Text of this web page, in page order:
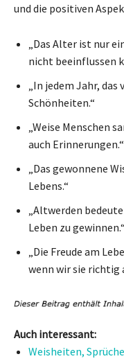
und die positiven
„Das Alter ist nur
nicht beeinflussen
„In jedem Jahr,
Schönheiten.“
„Weise Menschen
auch Erinnerungen.“
„Das gewonnene
Lebens.“
„Altwerden
Leben zu gewinnen.“
„Die Freude am
wenn wir sie richtig
Auch interessant:
Weisheiten,